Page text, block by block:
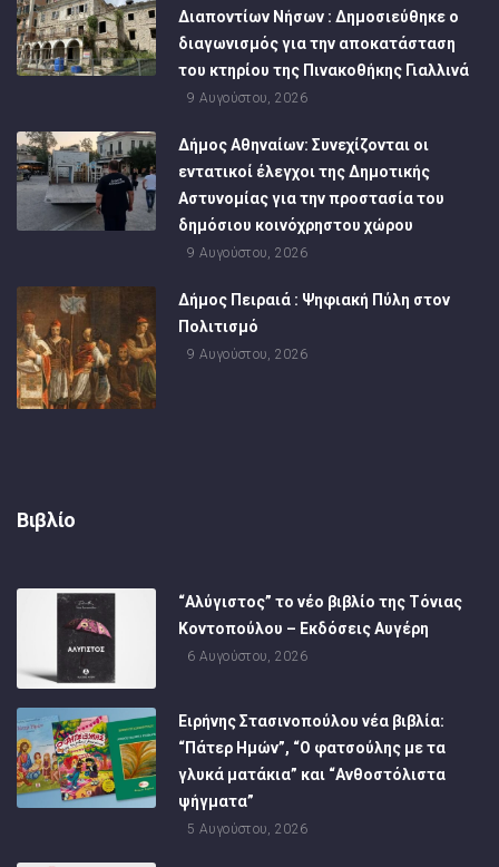
Διαποντίων Νήσων : Δημοσιεύθηκε ο
διαγωνισμός για την αποκατάσταση
του κτηρίου της Πινακοθήκης Γιαλλινά
9 Αυγούστου, 2026
Δήμος Αθηναίων: Συνεχίζονται οι
εντατικοί έλεγχοι της Δημοτικής
Αστυνομίας για την προστασία του
δημόσιου κοινόχρηστου χώρου
9 Αυγούστου, 2026
Δήμος Πειραιά : Ψηφιακή Πύλη στον
Πολιτισμό
9 Αυγούστου, 2026
Βιβλίο
“Αλύγιστος” το νέο βιβλίο της Τόνιας
Κοντοπούλου – Εκδόσεις Αυγέρη
6 Αυγούστου, 2026
Ειρήνης Στασινοπούλου νέα βιβλία:
“Πάτερ Ημών”, “Ο φατσούλης με τα
γλυκά ματάκια” και “Ανθοστόλιστα
ψήγματα”
5 Αυγούστου, 2026